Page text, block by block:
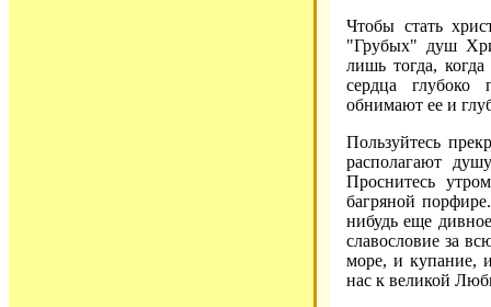
Чтобы стать
"Грубых" душ
лишь тогда,
сердца глубоко
обнимают ее и
Пользуйтесь
располагают
Проснитесь
багряной
нибудь еще
славословие за
море, и купание,
нас к великой